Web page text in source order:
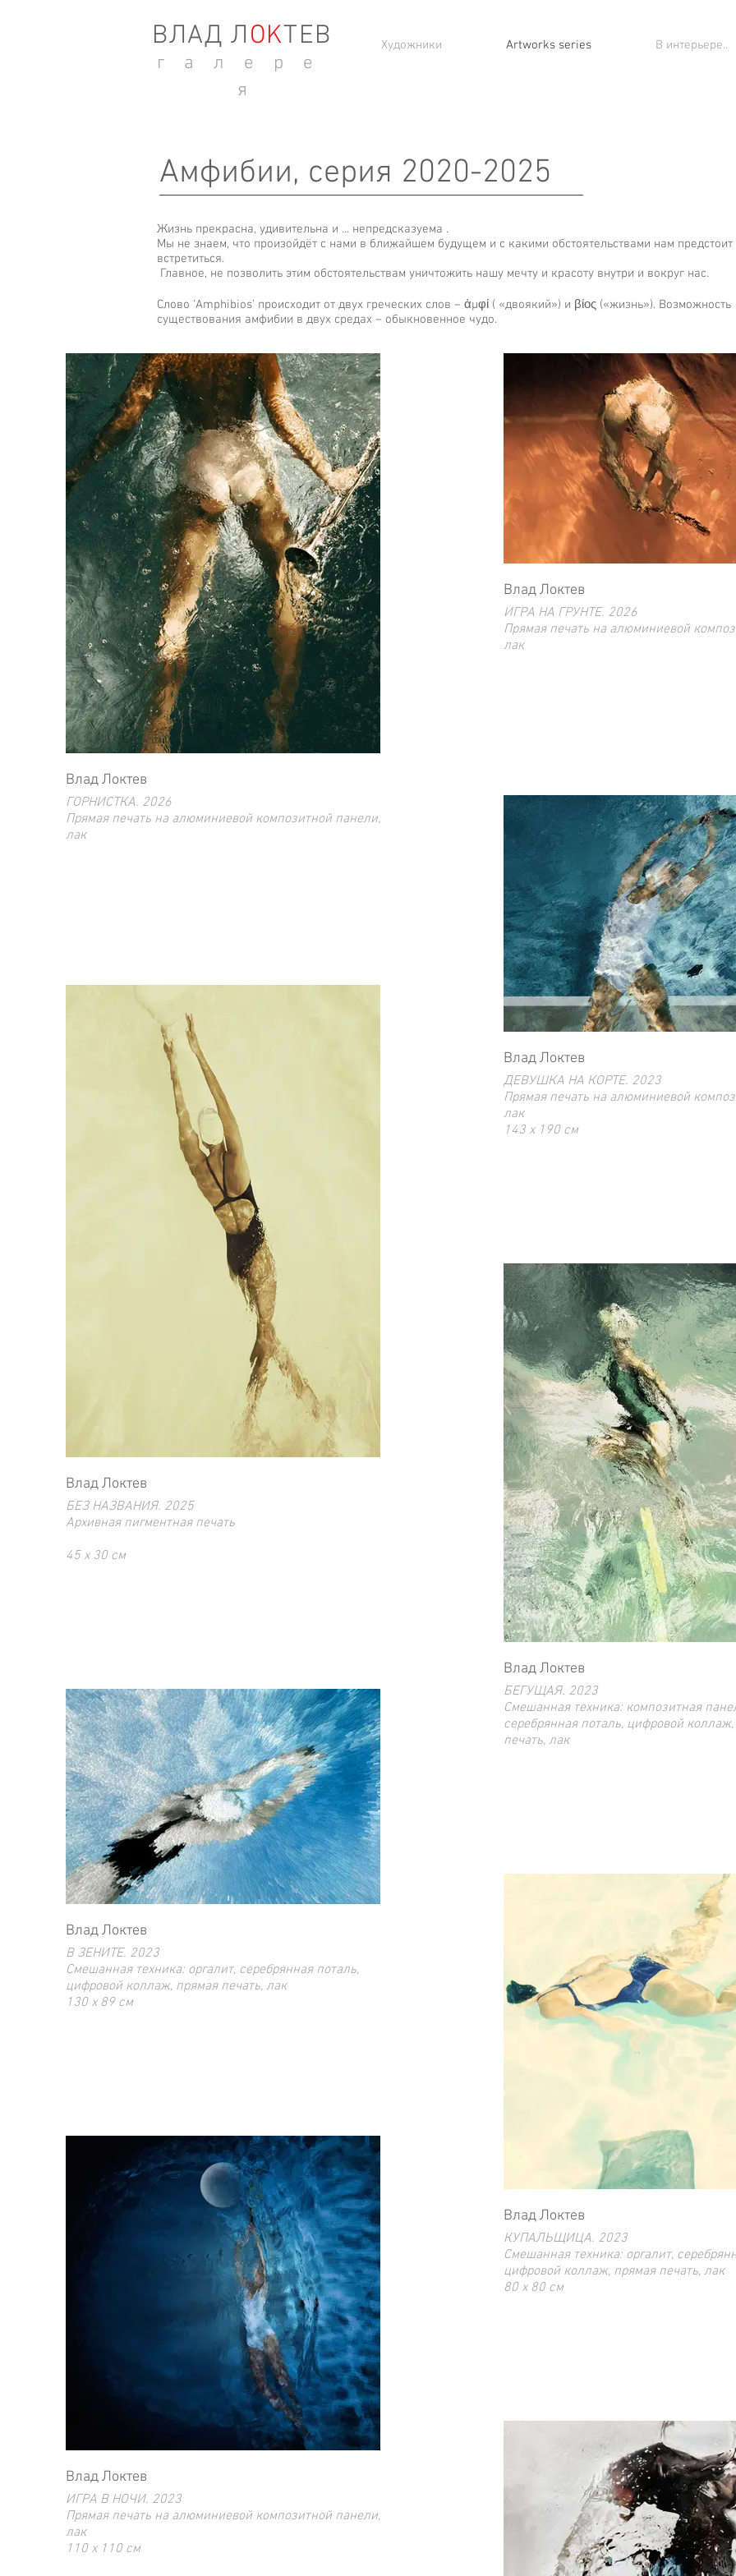
ВЛАД ЛОKТЕВ
г а л е р е
я
Художники Artworks series В интерьере..
Амфибии, серия 2020-2025
Жизнь прекрасна, удивительна и ... непредсказуема .
Мы не знаем, что произойдёт с нами в ближайшем будущем и с какими обстоятельствами нам предстоит
встретиться.
Главное, не позволить этим обстоятельствам уничтожить нашу мечту и красоту внутри и вокруг нас.
Слово ‘Amphibios’ происходит от двух греческих слов – ἀμφί ( «двоякий») и βίος («жизнь»). Возможность
существования амфибии в двух средах – обыкновенное чудо.
Влад Локтев
ГОРНИСТКА. 2026
Прямая печать на алюминиевой композитной панели,
лак
Влад Локтев
ИГРА НА ГРУНТЕ. 2026
Прямая печать на алюминиевой
лак
Влад Локтев
ДЕВУШКА НА КОРТЕ. 2023
Прямая печать на алюминиевой
лак
143 x 190 см
Влад Локтев
БЕЗ НАЗВАНИЯ. 2025
Архивная пигментная печать
45 х 30 см
Влад Локтев
БЕГУЩАЯ. 2023
Смешанная техника: композитная
серебрянная поталь, цифровой
печать, лак
Влад Локтев
В ЗЕНИТЕ. 2023
Смешанная техника: оргалит, серебрянная поталь,
цифровой коллаж, прямая печать, лак
130 x 89 cм
Влад Локтев
КУПАЛЬЩИЦА. 2023
Смешанная техника: оргалит, серебрянная поталь,
цифровой коллаж, прямая печать, лак
80 x 80 cм
Влад Локтев
ИГРА В НОЧИ. 2023
Прямая печать на алюминиевой композитной панели,
лак
110 x 110 cм